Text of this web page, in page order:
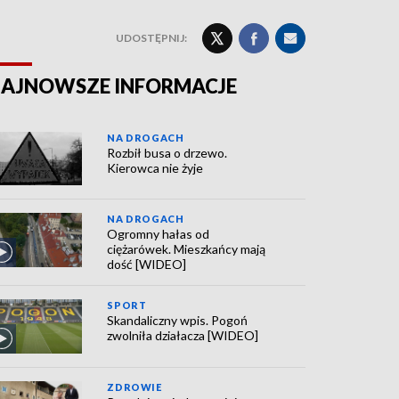
UDOSTĘPNIJ:
INFORMACJE
NA DROGACH
Rozbił busa o drzewo.
Kierowca nie żyje
NA DROGACH
Ogromny hałas od
ciężarówek. Mieszkańcy mają
dość [WIDEO]
SPORT
Skandaliczny wpis. Pogoń
zwolniła działacza [WIDEO]
ZDROWIE